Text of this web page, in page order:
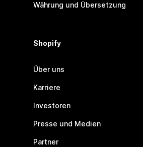
Währung und Übersetzung
Shopify
Über uns
Karriere
Investoren
Presse und Medien
Partner